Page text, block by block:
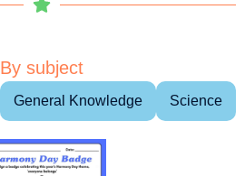
By subject
General Knowledge Science